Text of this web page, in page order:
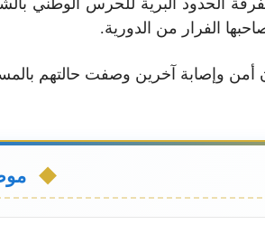
الفرار من الدورية.
وإصابة آخرين وصفت حالتهم